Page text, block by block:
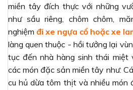
miền tây đích thực với những
như sầu riêng, chôm chôm,
nghiệm đi xe ngựa cổ hoặc xe
làng quen thuộc - hồi tưởng lại
tục đến nhà hàng sinh thái miệt
các món đặc sản miền tây như:
cu hủ dừa tôm thịt và nhiều món